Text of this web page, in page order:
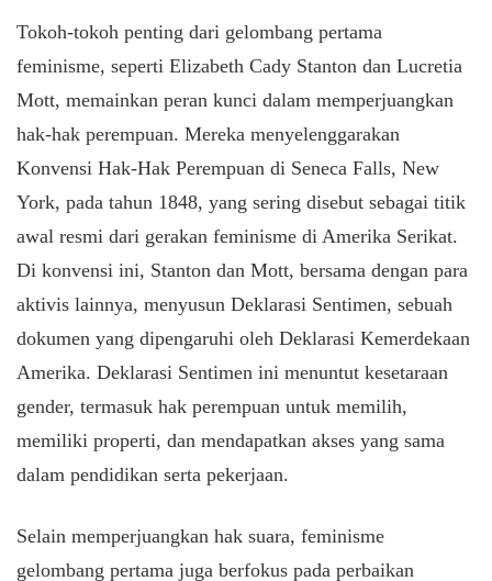
Tokoh-tokoh penting dari gelombang pertama
feminisme, seperti Elizabeth Cady Stanton dan Lucretia
Mott, memainkan peran kunci dalam memperjuangkan
hak-hak perempuan. Mereka menyelenggarakan
Konvensi Hak-Hak Perempuan di Seneca Falls, New
York, pada tahun 1848, yang sering disebut sebagai titik
awal resmi dari gerakan feminisme di Amerika Serikat.
Di konvensi ini, Stanton dan Mott, bersama dengan para
aktivis lainnya, menyusun Deklarasi Sentimen, sebuah
dokumen yang dipengaruhi oleh Deklarasi Kemerdekaan
Amerika. Deklarasi Sentimen ini menuntut kesetaraan
gender, termasuk hak perempuan untuk memilih,
memiliki properti, dan mendapatkan akses yang sama
dalam pendidikan serta pekerjaan.
Selain memperjuangkan hak suara, feminisme
gelombang pertama juga berfokus pada perbaikan